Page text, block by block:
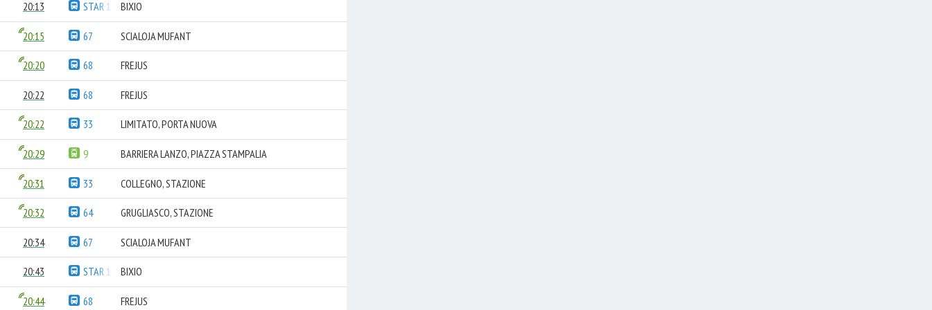
20:13 STAR 1 BIXIO
20:15 67 SCIALOJA MUFANT
20:20 68 FREJUS
20:22 68 FREJUS
20:22 33 LIMITATO, PORTA NUOVA
20:29 9 BARRIERA LANZO, PIAZZA STAMPALIA
20:31 33 COLLEGNO, STAZIONE
20:32 64 GRUGLIASCO, STAZIONE
20:34 67 SCIALOJA MUFANT
20:43 STAR 1 BIXIO
20:44 68 FREJUS